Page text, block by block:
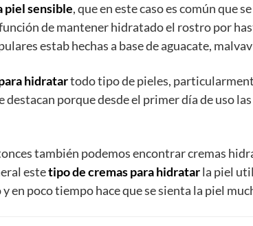
piel sensible, que en este caso es común que
de mantener hidratado el rostro por
estab hechas a base de aguacate,
hidratartodo tipo de pieles,
porque desde el primer día de uso
también podemos encontrar cremas
estetipo de cremas para hidratarla piel
poco tiempo hace que se sienta la piel